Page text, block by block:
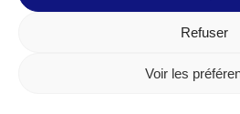
Refuser
Voir les